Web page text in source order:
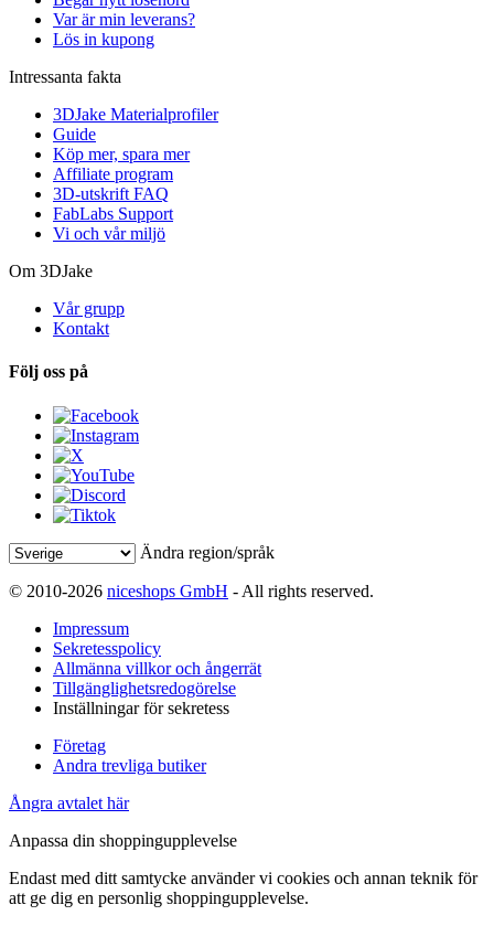
Var är min leverans?
Lös in kupong
Intressanta fakta
3DJake Materialprofiler
Guide
Köp mer, spara mer
Affiliate program
3D-utskrift FAQ
FabLabs Support
Vi och vår miljö
Om 3DJake
Vår grupp
Kontakt
Följ oss på
Ändra region/språk
© 2010-2026 niceshops GmbH - All rights reserved.
Impressum
Sekretesspolicy
Allmänna villkor och ångerrät
Tillgänglighetsredogörelse
Inställningar för sekretess
Företag
Andra trevliga butiker
Ångra avtalet här
Anpassa din shoppingupplevelse
Endast med ditt samtycke använder vi cookies och annan teknik för
att ge dig en personlig shoppingupplevelse.